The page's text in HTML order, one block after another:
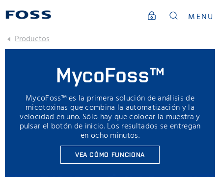
MENU
Productos
MycoFoss™
MycoFoss™ es la primera solución de análisis de
micotoxinas que combina la automatización y la
velocidad en uno. Sólo hay que colocar la muestra y
pulsar el botón de inicio. Los resultados se entregan
en ocho minutos.
VEA CÓMO FUNCIONA